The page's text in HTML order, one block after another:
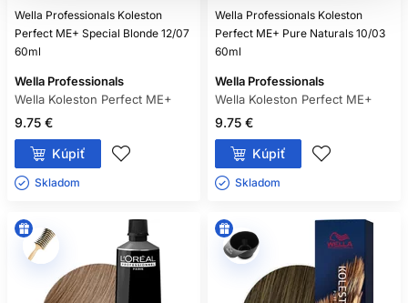
Wella Professionals Koleston
Perfect ME+ Special Blonde 12/07
60ml
Wella Professionals
Wella Koleston Perfect ME+
9.75 €
Kúpiť
Skladom ㅤ
Wella Professionals Koleston
Perfect ME+ Pure Naturals 10/03
60ml
Wella Professionals
Wella Koleston Perfect ME+
9.75 €
Kúpiť
Skladom ㅤ